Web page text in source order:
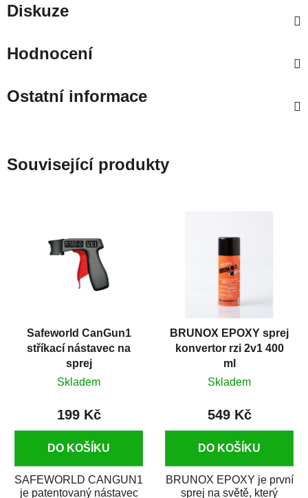
Diskuze
Hodnocení
Ostatní informace
Související produkty
Safeworld CanGun1
stříkací nástavec na
sprej
Skladem
199 Kč
DO KOŠÍKU
SAFEWORLD CANGUN1
je patentovaný nástavec
BRUNOX EPOXY sprej
konvertor rzi 2v1 400
ml
Skladem
549 Kč
DO KOŠÍKU
BRUNOX EPOXY je první
sprej na světě, který